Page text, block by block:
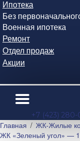
Ипотека
Без
Военная ипотека
Ремонт
Отдел продаж
Акции
+7 (423) 280-
Главная
ЖК-Жилые
ЖК «Зеленый угол» —